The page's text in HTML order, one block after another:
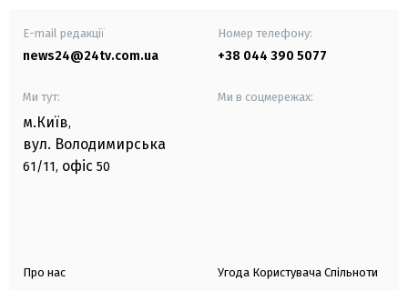
E-mail редакції
news24@24tv.com.ua
Номер телефону:
+38 044 390 5077
Ми тут:
м.Київ,
вул. Володимирська
61/11, офіс 50
Ми в соцмережах:
Про нас Угода Користувача Спільноти